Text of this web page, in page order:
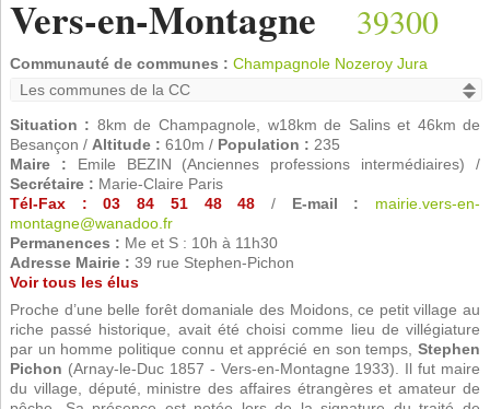
Vers-en-Montagne 39300
Communauté de communes : Champagnole Nozeroy Jura
Situation : 8km de Champagnole, w18km de Salins et 46km de
Besançon / Altitude : 610m / Population : 235
Maire : Emile BEZIN (Anciennes professions intermédiaires) /
Secrétaire : Marie-Claire Paris
Tél-Fax : 03 84 51 48 48 / E-mail :
mairie.vers-en-
montagne@wanadoo.fr
Permanences : Me et S : 10h à 11h30
Adresse Mairie : 39 rue Stephen-Pichon
Voir tous les élus
Proche d’une belle forêt domaniale des Moidons, ce petit village au
riche passé historique, avait été choisi comme lieu de villégiature
par un homme politique connu et apprécié en son temps,Stephen
Pichon (Arnay-le-Duc 1857 - Vers-en-Montagne 1933). Il fut maire
du village, député, ministre des affaires étrangères et amateur de